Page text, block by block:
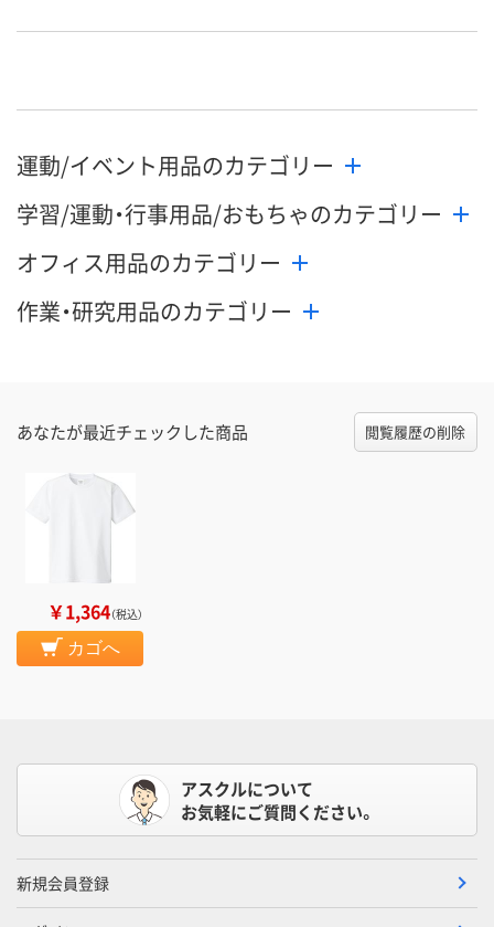
号
お届け日 8月21日（金） 8月21日（金） 8月21日（金）
数量
カゴへ
数量
カゴへ カ
運動/イベント用品のカテゴリー
学習/運動・行事用品/おもちゃのカテゴリー
オフィス用品のカテゴリー
作業・研究用品のカテゴリー
あなたが最近チェックした商品 閲覧履歴の削除
￥1,364（税込）
カゴへ
アスクルについて
お気軽にご質問ください。
新規会員登録